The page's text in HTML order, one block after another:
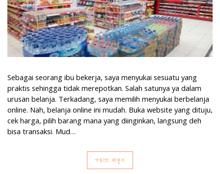
Sebagai seorang ibu bekerja, saya menyukai sesuatu yang
praktis sehingga tidak merepotkan. Salah satunya ya dalam
urusan belanja. Terkadang, saya memilih menyukai berbelanja
online. Nah, belanja online ini mudah. Buka website yang dituju,
cek harga, pilih barang mana yang diinginkan, langsung deh
bisa transaksi. Mud…
পড়তে থাকুন